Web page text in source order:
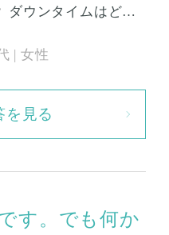
ダウンタイムはどの
す。
| 女性
を見る
す。でも何か